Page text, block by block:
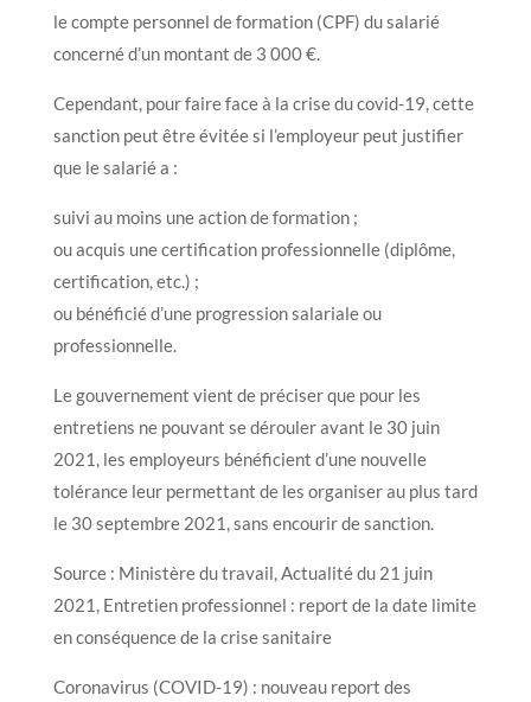
le compte personnel de formation (CPF) du salarié
concerné d’un montant de 3 000 €.
Cependant, pour faire face à la crise du covid-19, cette
sanction peut être évitée si l’employeur peut justifier
que le salarié a :
suivi au moins une action de formation ;
ou acquis une certification professionnelle (diplôme,
certification, etc.) ;
ou bénéficié d’une progression salariale ou
professionnelle.
Le gouvernement vient de préciser que pour les
entretiens ne pouvant se dérouler avant le 30 juin
2021, les employeurs bénéficient d’une nouvelle
tolérance leur permettant de les organiser au plus tard
le 30 septembre 2021, sans encourir de sanction.
Source : Ministère du travail, Actualité du 21 juin
2021, Entretien professionnel : report de la date limite
en conséquence de la crise sanitaire
Coronavirus (COVID-19) : nouveau report des